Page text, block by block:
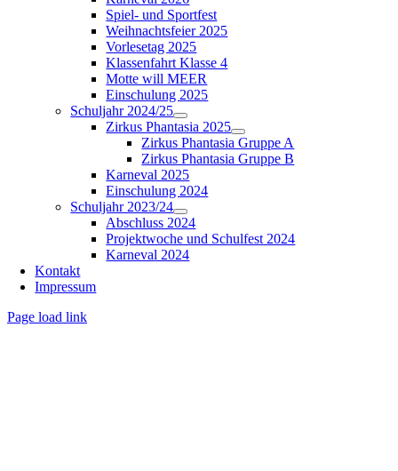
Spiel- und Sportfest
Weihnachtsfeier 2025
Vorlesetag 2025
Klassenfahrt Klasse 4
Motte will MEER
Einschulung 2025
Schuljahr 2024/25
Zirkus Phantasia 2025
Zirkus Phantasia Gruppe A
Zirkus Phantasia Gruppe B
Karneval 2025
Einschulung 2024
Schuljahr 2023/24
Abschluss 2024
Projektwoche und Schulfest 2024
Karneval 2024
Kontakt
Impressum
Page load link